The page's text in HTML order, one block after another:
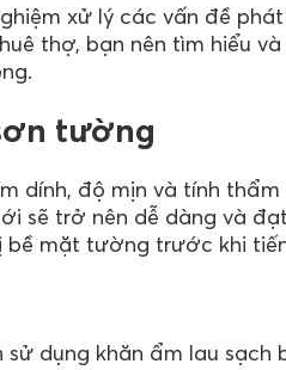
xử lý các vấn đề phát
thợ, bạn nên tìm hiểu và
tường
dính, độ mịn và tính thẩm
sẽ trở nên dễ dàng và
bề mặt tường trước khi
dụng khăn ẩm lau sạch